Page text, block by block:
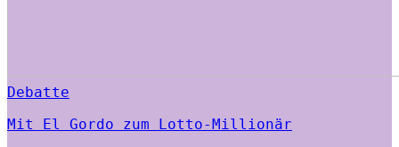
Debatte
Mit El Gordo zum Lotto-Millionär